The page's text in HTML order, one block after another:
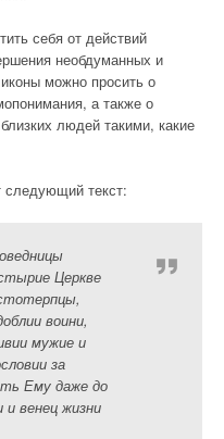
себя от действий
необдуманных и
можно просить о
а также о
людей такими, какие
следующий текст:
Церкве
воини,
мужие и
за
Ему даже до
венец жизни